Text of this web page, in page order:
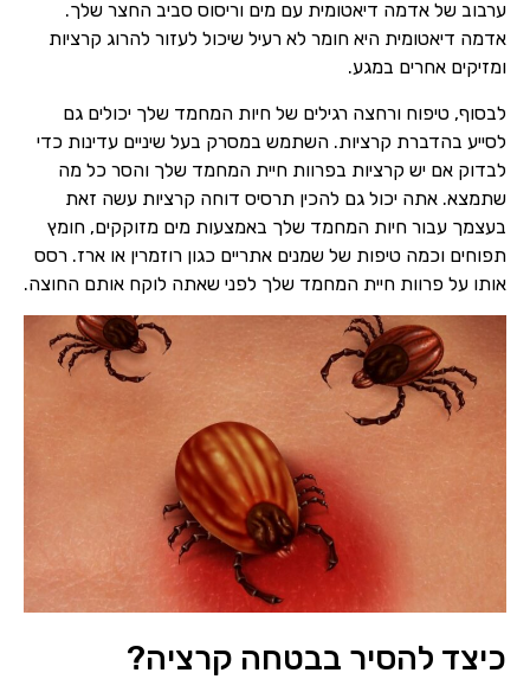
ערבוב של אדמה דיאטומית עם מים וריסוס סביב החצר שלך.
אדמה דיאטומית היא חומר לא רעיל שיכול לעזור להרוג קרציות
ומזיקים אחרים במגע.
לבסוף, טיפוח ורחצה רגילים של חיות המחמד שלך יכולים גם
לסייע בהדברת קרציות. השתמש במסרק בעל שיניים עדינות כדי
לבדוק אם יש קרציות בפרוות חיית המחמד שלך והסר כל מה
שתמצא. אתה יכול גם להכין תרסיס דוחה קרציות עשה זאת
בעצמך עבור חיות המחמד שלך באמצעות מים מזוקקים, חומץ
תפוחים וכמה טיפות של שמנים אתריים כגון רוזמרין או ארז. רסס
אותו על פרוות חיית המחמד שלך לפני שאתה לוקח אותם החוצה.
כיצד להסיר בבטחה קרציה?